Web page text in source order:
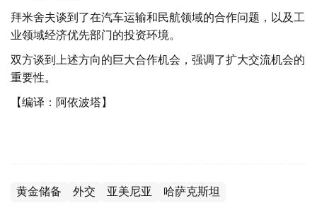
拜米舍夫谈到了在汽车运输和民航领域的合作问题，以及工
业领域经济优先部门的投资环境。
双方谈到上述方向的巨大合作机会，强调了扩大交流机会的
重要性。
【编译：阿依波塔】
黄金储备 外交 亚美尼亚 哈萨克斯坦